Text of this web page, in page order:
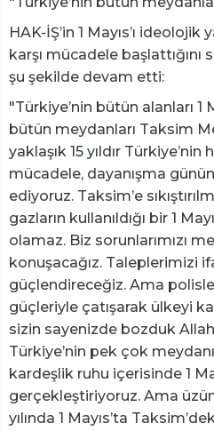
HAK-İŞ’in 1 Mayıs’ı
karşı mücadele
şu şekilde devam etti:
"Türkiye’nin bütün alanları 1
bütün meydanları Taksim
yaklaşık 15 yıldır
mücadele, dayanışma
ediyoruz. Taksim’e
gazların kullanıldığı bir 1
olamaz. Biz sorunlarımızı
konuşacağız. Taleplerimizi
güçlendireceğiz. Ama
güçleriyle çatışarak ülkeyi
sizin sayenizde bozduk
Türkiye’nin pek çok
kardeşlik ruhu içerisinde 1
gerçekleştiriyoruz. Ama
yılında 1 Mayıs’ta